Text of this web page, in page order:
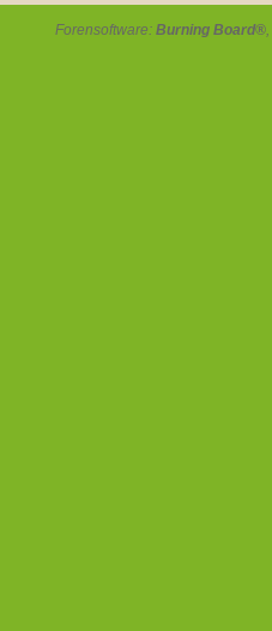
Forensoftware: Burning Board®